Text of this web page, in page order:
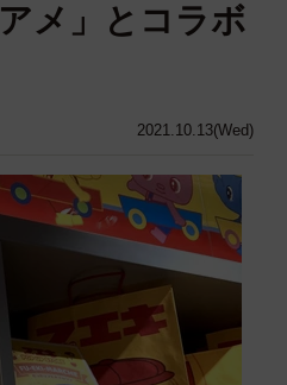
2021.10.13(Wed)
メ」とコラボ